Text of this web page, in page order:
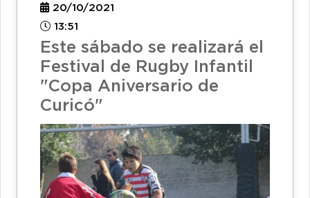
20/10/2021
13:51
Este sábado se realizará el
Festival de Rugby Infantil
"Copa Aniversario de
Curicó"